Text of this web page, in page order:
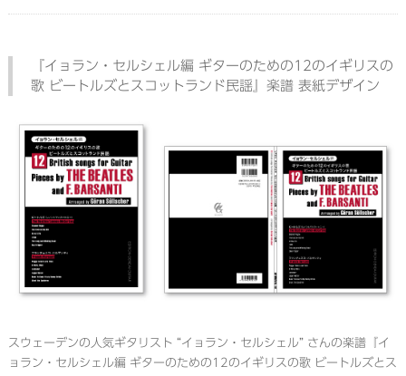
『イョラン・セルシェル編 ギターのための12のイギリスの
歌 ビートルズとスコットランド民謡』楽譜 表紙デザイン
スウェーデンの人気ギタリスト “イョラン・セルシェル” さんの楽譜『イ
ョラン・セルシェル編 ギターのための12のイギリスの歌 ビートルズとス